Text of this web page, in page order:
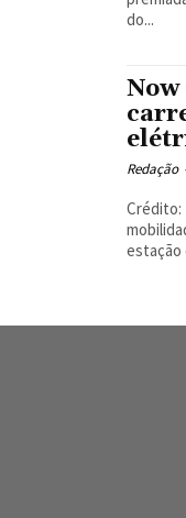
do...
Now
Redação
Crédito: Felipe dos
estação